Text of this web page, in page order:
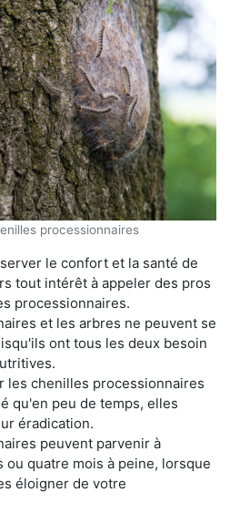
processionnaires
le confort et la santé de
tout intérêt à appeler des pros
processionnaires.
et les arbres ne peuvent se
ont tous les deux besoin
les chenilles processionnaires
qu'en peu de temps, elles
éradication.
peuvent parvenir à
quatre mois à peine, lorsque
éloigner de votre